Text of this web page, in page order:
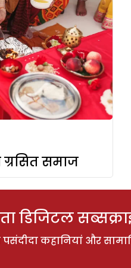
ग्रसित समाज
डिजिटल
कहानियां और